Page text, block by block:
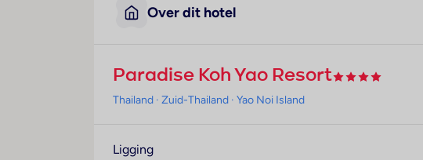
Over dit hotel
Paradise Koh Yao Resort
Thailand · Zuid-Thailand · Yao Noi Island
Ligging